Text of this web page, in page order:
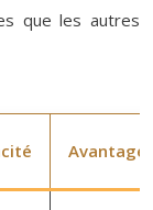
que les autres